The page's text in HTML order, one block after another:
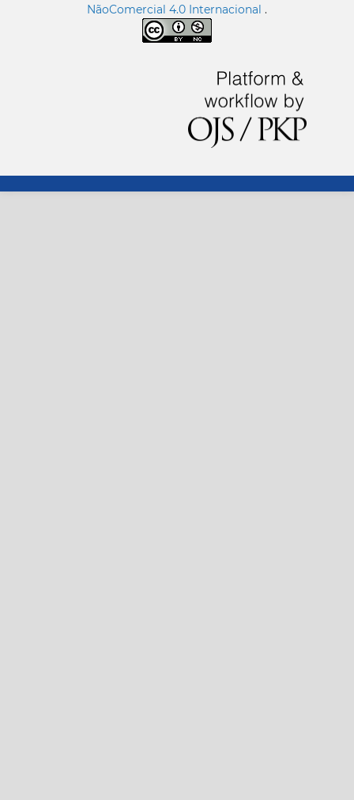
NãoComercial 4.0 Internacional .